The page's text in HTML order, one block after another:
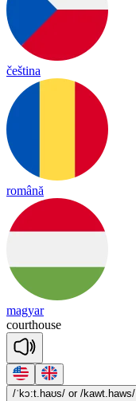
čeština
română
magyar
courthouse
/ˈkɔ:t.haʊs/ or /kawt.haws/